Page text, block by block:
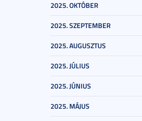
2025. OKTÓBER
2025. SZEPTEMBER
2025. AUGUSZTUS
2025. JÚLIUS
2025. JÚNIUS
2025. MÁJUS